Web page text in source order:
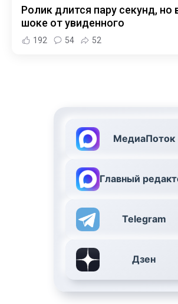
Ролик длится пару секунд, но
шоке от увиденного
192 54 52
МедиаПоток
Главный
Telegram
Дзен